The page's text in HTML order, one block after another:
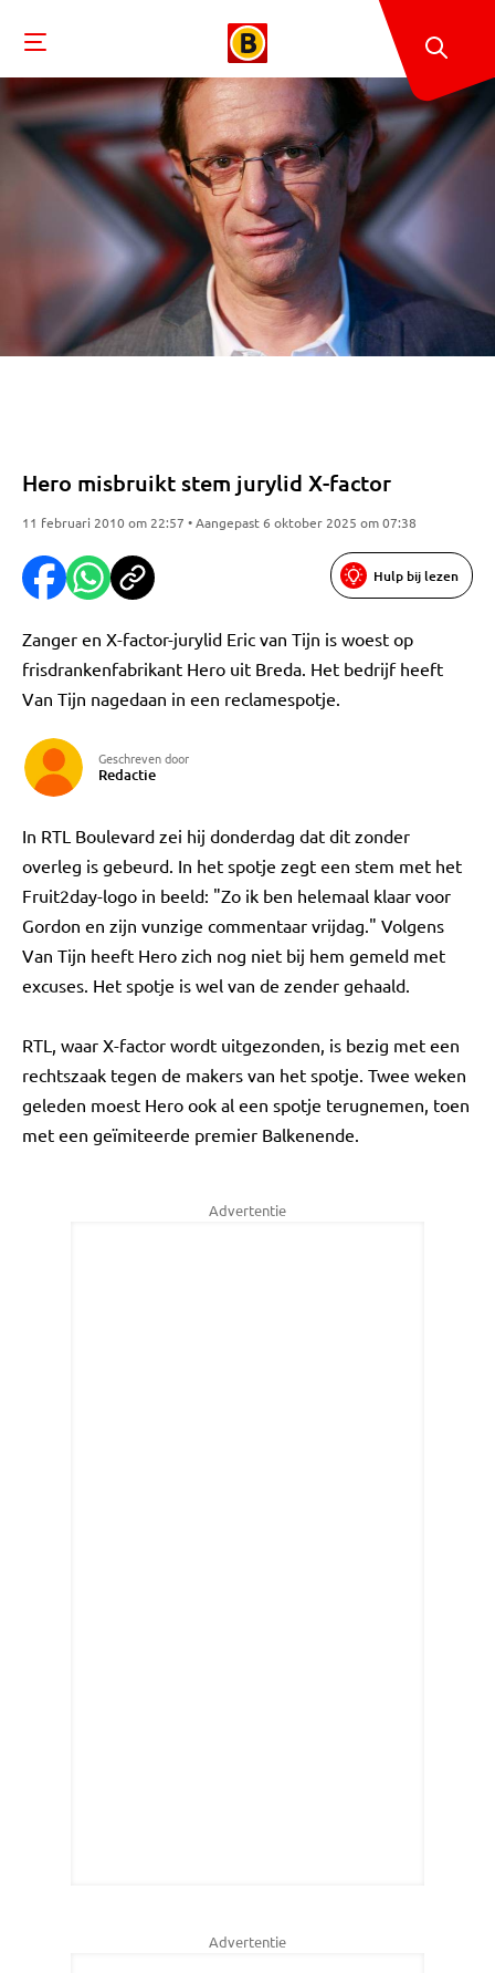
Hero misbruikt stem jurylid X-factor
11 februari 2010 om 22:57 • Aangepast 6 oktober 2025 om 07:38
Hulp bij lezen
Zanger en X-factor-jurylid Eric van Tijn is woest op
frisdrankenfabrikant Hero uit Breda. Het bedrijf heeft
Van Tijn nagedaan in een reclamespotje.
Geschreven door
Redactie
In RTL Boulevard zei hij donderdag dat dit zonder
overleg is gebeurd. In het spotje zegt een stem met het
Fruit2day-logo in beeld: "Zo ik ben helemaal klaar voor
Gordon en zijn vunzige commentaar vrijdag." Volgens
Van Tijn heeft Hero zich nog niet bij hem gemeld met
excuses. Het spotje is wel van de zender gehaald.
RTL, waar X-factor wordt uitgezonden, is bezig met een
rechtszaak tegen de makers van het spotje. Twee weken
geleden moest Hero ook al een spotje terugnemen, toen
met een geïmiteerde premier Balkenende.
Advertentie
Advertentie